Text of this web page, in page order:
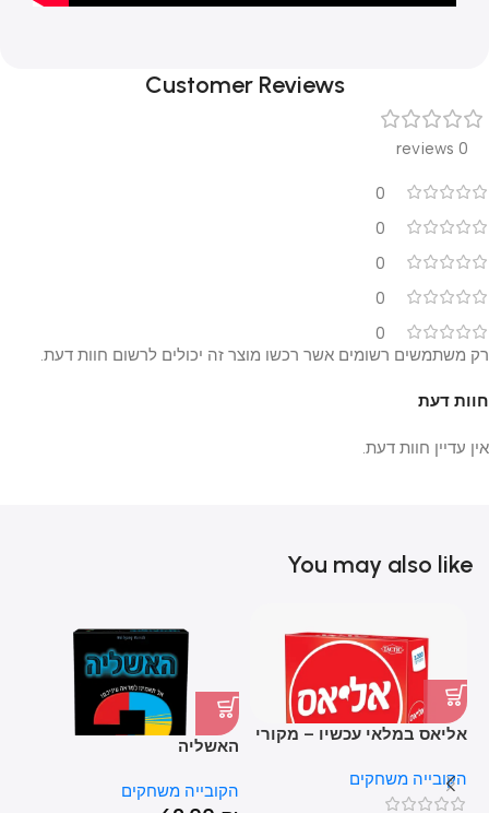
Customer Reviews
0 reviews
0
0
0
0
0
חוות דעת
אין עדיין חוות דעת.
רק משתמשים רשומים אשר רכשו מוצר זה יכולים לרשום חוות דעת.
You may also like
אליאס במלאי עכשיו – מקורי
הקובייה משחקים
האשליה
הקובייה משחקים